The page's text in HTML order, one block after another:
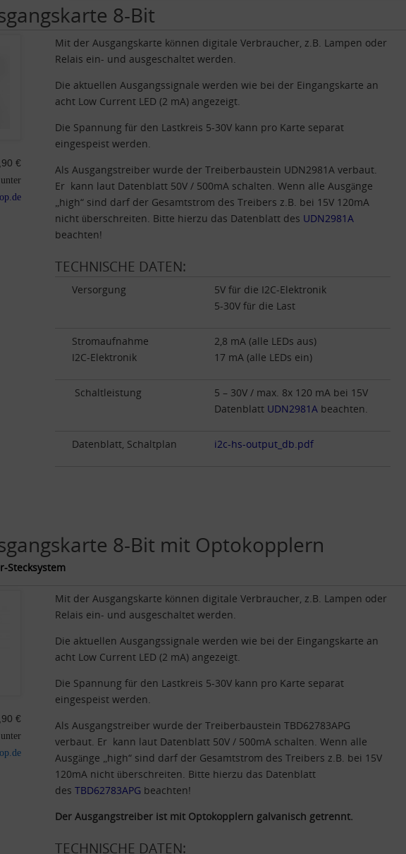
8-Bit
€
Mit der Ausgangskarte können digitale Verbraucher, z.B. Lampen oder
Relais ein- und ausgeschaltet werden.
Die aktuellen Ausgangssignale werden wie bei der Eingangskarte an
acht Low Current LED (2 mA) angezeigt.
Die Spannung für den Lastkreis 5-30V kann pro Karte separat
eingespeist werden.
Als Ausgangstreiber wurde der Treiberbaustein UDN2981A verbaut.
Er kann laut Datenblatt 50V / 500mA schalten. Wenn alle Ausgänge
„high“ sind darf der Gesamtstrom des Treibers z.B. bei 15V 120mA
nicht überschreiten. Bitte hierzu das Datenblatt des UDN2981A
beachten!
TECHNISCHE DATEN:
Versorgung
5V für die I2C-Elektronik
5-30V für die Last
Stromaufnahme
I2C-Elektronik
2,8 mA (alle LEDs aus)
17 mA (alle LEDs ein)
Schaltleistung
5 – 30V / max. 8x 120 mA bei 15V
Datenblatt UDN2981A beachten.
Datenblatt, Schaltplan i2c-hs-output_db.pdf
8-Bit mit Optokopplern
Stecksystem
€
Mit der Ausgangskarte können digitale Verbraucher, z.B. Lampen oder
Relais ein- und ausgeschaltet werden.
Die aktuellen Ausgangssignale werden wie bei der Eingangskarte an
acht Low Current LED (2 mA) angezeigt.
Die Spannung für den Lastkreis 5-30V kann pro Karte separat
eingespeist werden.
Als Ausgangstreiber wurde der Treiberbaustein TBD62783APG
verbaut. Er kann laut Datenblatt 50V / 500mA schalten. Wenn alle
Ausgänge „high“ sind darf der Gesamtstrom des Treibers z.B. bei 15V
120mA nicht überschreiten. Bitte hierzu das Datenblatt
des TBD62783APG beachten!
Der Ausgangstreiber ist mit Optokopplern galvanisch getrennt.
TECHNISCHE DATEN: